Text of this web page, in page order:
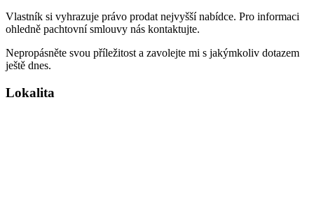
Vlastník si vyhrazuje právo prodat nejvyšší nabídce. Pro informaci
ohledně pachtovní smlouvy nás kontaktujte.
Nepropásněte svou příležitost a zavolejte mi s jakýmkoliv dotazem
ještě dnes.
Lokalita